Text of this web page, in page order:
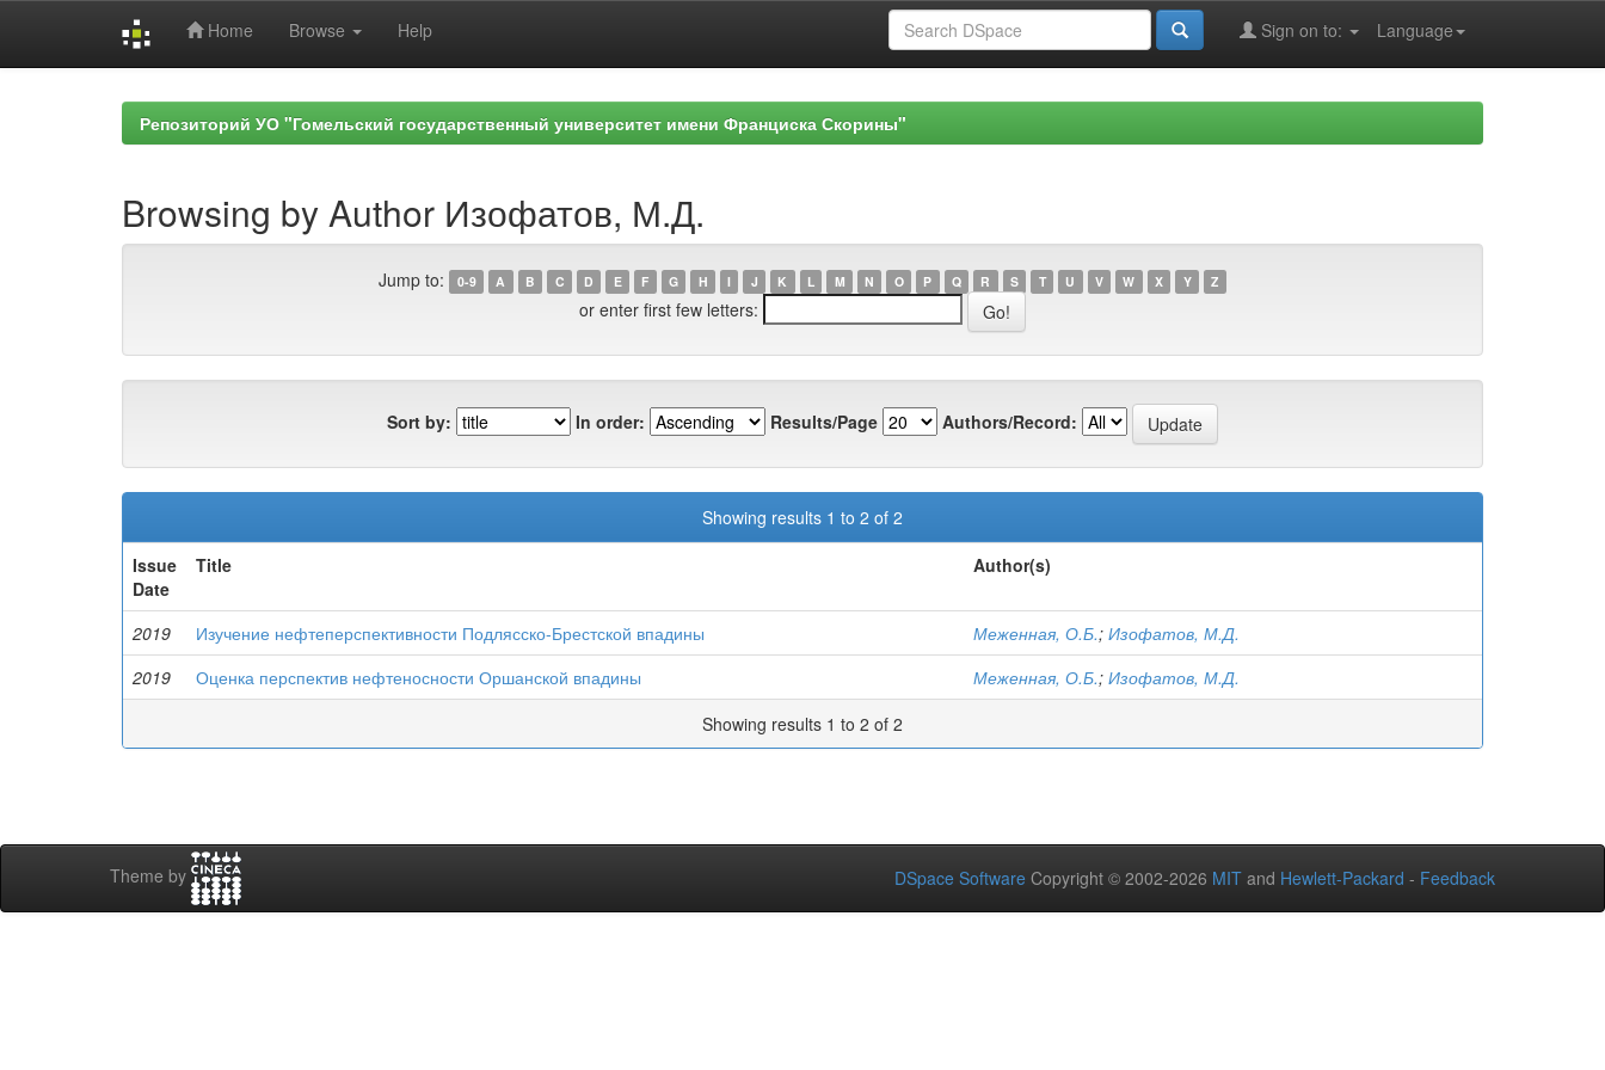
Home Browse Help Language
Sign on to:
Репозиторий УО "Гомельский государственный университет имени Франциска Скорины"
Browsing by Author Изофатов, М.Д.
Jump to: 0-9 A B C D E F G H I J K L M N O P Q R S T U V W X Y Z
or enter first few letters:
Sort by: In order: Results/Page Authors/Record:
Showing results 1 to 2 of 2
Issue
Date
Title Author(s)
2019 Изучение нефтеперспективности Подлясско-Брестской впадины Меженная, О.Б.; Изофатов, М.Д.
2019
Оценка перспектив нефтеносности Оршанской впадины Меженная, О.Б.; Изофатов, М.Д.
Showing results 1 to 2 of 2
Theme by DSpace Software Copyright © 2002-2026 MIT and Hewlett-Packard - Feedback